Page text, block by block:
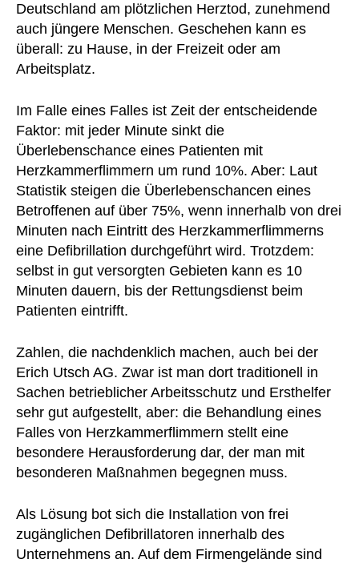
Deutschland am plötzlichen Herztod, zunehmend
auch jüngere Menschen. Geschehen kann es
überall: zu Hause, in der Freizeit oder am
Arbeitsplatz.
Im Falle eines Falles ist Zeit der entscheidende
Faktor: mit jeder Minute sinkt die
Überlebenschance eines Patienten mit
Herzkammerflimmern um rund 10%. Aber: Laut
Statistik steigen die Überlebenschancen eines
Betroffenen auf über 75%, wenn innerhalb von drei
Minuten nach Eintritt des Herzkammerflimmerns
eine Defibrillation durchgeführt wird. Trotzdem:
selbst in gut versorgten Gebieten kann es 10
Minuten dauern, bis der Rettungsdienst beim
Patienten eintrifft.
Zahlen, die nachdenklich machen, auch bei der
Erich Utsch AG. Zwar ist man dort traditionell in
Sachen betrieblicher Arbeitsschutz und Ersthelfer
sehr gut aufgestellt, aber: die Behandlung eines
Falles von Herzkammerflimmern stellt eine
besondere Herausforderung dar, der man mit
besonderen Maßnahmen begegnen muss.
Als Lösung bot sich die Installation von frei
zugänglichen Defibrillatoren innerhalb des
Unternehmens an. Auf dem Firmengelände sind